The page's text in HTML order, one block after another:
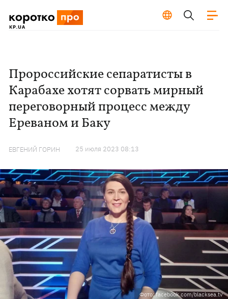
Пророссийские сепаратисты в
Карабахе хотят сорвать мирный
переговорный процесс между
Ереваном и Баку
ЕВГЕНИЙ ГОРИН 25 июля 2023 08:13
Фото: facebook.com/blacksea.tv